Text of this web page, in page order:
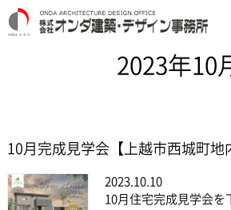
2023年10
10月完成見学会【上越市西城町
2023.10.10
10月住宅完成見学会を